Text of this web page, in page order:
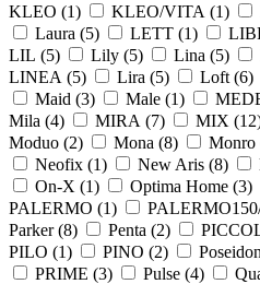
KLEO (1) KLEO/VITA (1)
Laura (5) LETT (1)
LIL (5) Lily (5) Lina (5)
LINEA (5) Lira (5) Loft (6)
Maid (3) Male (1)
Mila (4) MIRA (7) MIX (12
Moduo (2) Mona (8) Monro
Neofix (1) New Aris (8)
On-X (1) Optima Home (3)
PALERMO (1)
Parker (8) Penta (2)
PILO (1) PINO (2)
PRIME (3) Pulse (4)